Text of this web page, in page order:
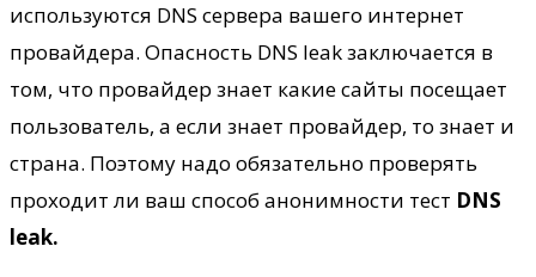
используются DNS сервера вашего интернет
провайдера. Опасность DNS leak заключается в
том, что провайдер знает какие сайты посещает
пользователь, а если знает провайдер, то знает и
страна. Поэтому надо обязательно проверять
проходит ли ваш способ анонимности тест DNS
leak.